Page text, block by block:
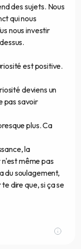
des sujets. Nous
qui nous
nous investir
est positive.
deviens un
pas savoir
plus. Ca
la
même pas
du soulagement,
dire que, si ça se